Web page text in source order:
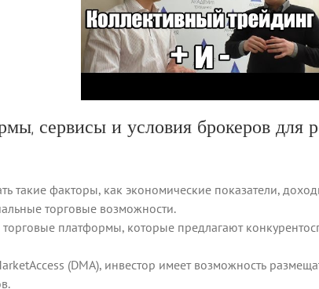
сервисы и условия брокеров для
такие факторы, как экономические показатели,
торговые возможности.
платформы, которые предлагают
(DMA), инвестор имеет возможность